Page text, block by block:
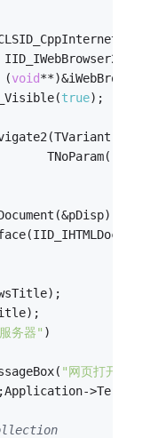
(
void
true);
务器" )
"网页打开失败